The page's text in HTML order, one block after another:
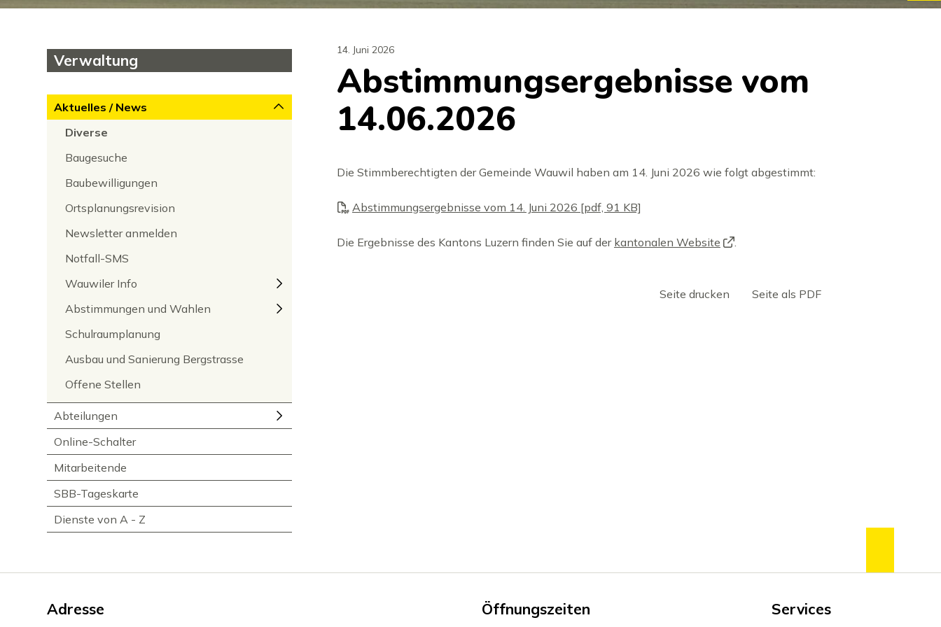
Subnavigation
Verwaltung
Aktuelles / News
Diverse
Baugesuche
Baubewilligungen
Ortsplanungsrevision
Newsletter anmelden
Notfall-SMS
Wauwiler Info
Abstimmungen und Wahlen
Schulraumplanung
Ausbau und Sanierung Bergstrasse
Offene Stellen
Abteilungen
Online-Schalter
Mitarbeitende
SBB-Tageskarte
Dienste von A - Z
Abstimmungsergebnisse vom
14.06.2026
14. Juni 2026
Die Stimmberechtigten der Gemeinde Wauwil haben am 14. Juni 2026 wie folgt abgestimmt:
Abstimmungsergebnisse vom 14. Juni 2026 [pdf, 91 KB]
Die Ergebnisse des Kantons Luzern finden Sie auf der kantonalen Website .
Seite drucken Seite als PDF
Adresse Öffnungszeiten Services